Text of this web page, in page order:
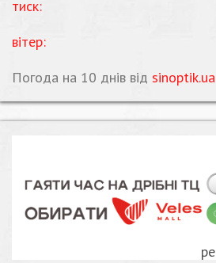
тиск:
вітер:
Погода на 10 днів від sinoptik.ua